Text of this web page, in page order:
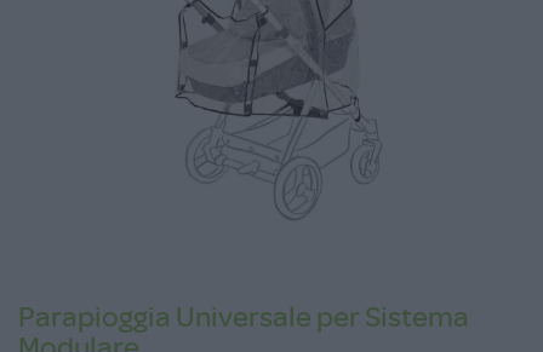
Parapioggia Universale per Sistema